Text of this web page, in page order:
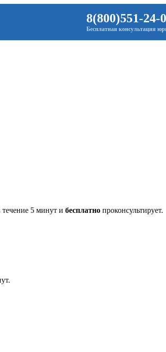
8(800)551-24-
Бесплатная консультация
5 минут и бесплатно проконсультирует.